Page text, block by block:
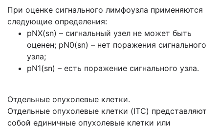
При оценке сигнального лимфоузла применяются
следующие определения:
pNX(sn) – сигнальный узел не может быть
оценен; pN0(sn) – нет поражения сигнального
узла;
pN1(sn) – есть поражение сигнального узла.
Отдельные опухолевые клетки.
Отдельные опухолевые клетки (ITC) представляют
собой единичные опухолевые клетки или